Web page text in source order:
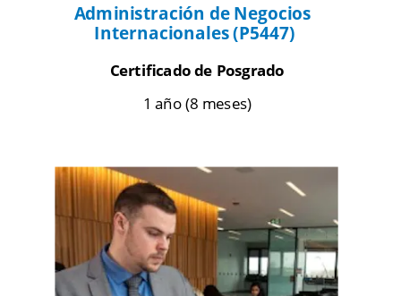
Administración de Negocios
Internacionales (P5447)
Certificado de Posgrado
1 año (8 meses)